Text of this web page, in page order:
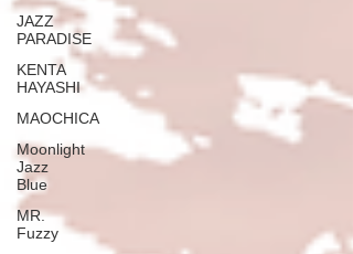
JAZZ
PARADISE
KENTA
HAYASHI
MAOCHICA
Moonlight
Jazz
Blue
MR.
Fuzzy